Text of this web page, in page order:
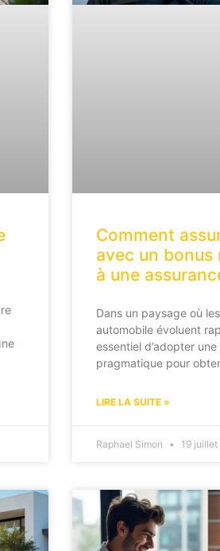
Comment
avec un bonus
à une
Dans un paysage où
automobile évoluent
essentiel d’adopter
pragmatique pour
LIRE LA SUITE »
Raphael Simon 19